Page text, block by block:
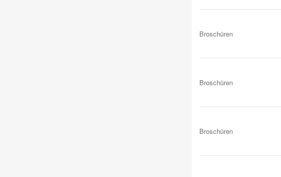
Broschüren
Broschüren
Broschüren